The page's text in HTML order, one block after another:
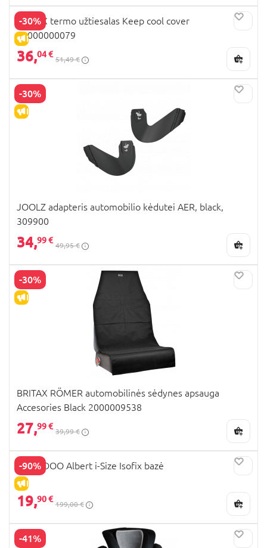
-30%
IŠPARDAVIMAS
BRITAX termo užtiesalas Keep cool cover
20000000079
36,04 €
51,49 €
-30%
IŠPARDAVIMAS
JOOLZ adapteris automobilio kėdutei AER, black,
309900
34,99 €
49,95 €
-30%
IŠPARDAVIMAS
BRITAX RÖMER automobilinės sėdynes apsauga
Accesories Black 2000009538
27,99 €
39,99 €
-90%
IŠPARDAVIMAS
SWANDOO Albert i-Size Isofix bazė
19,90 €
199,00 €
-41%